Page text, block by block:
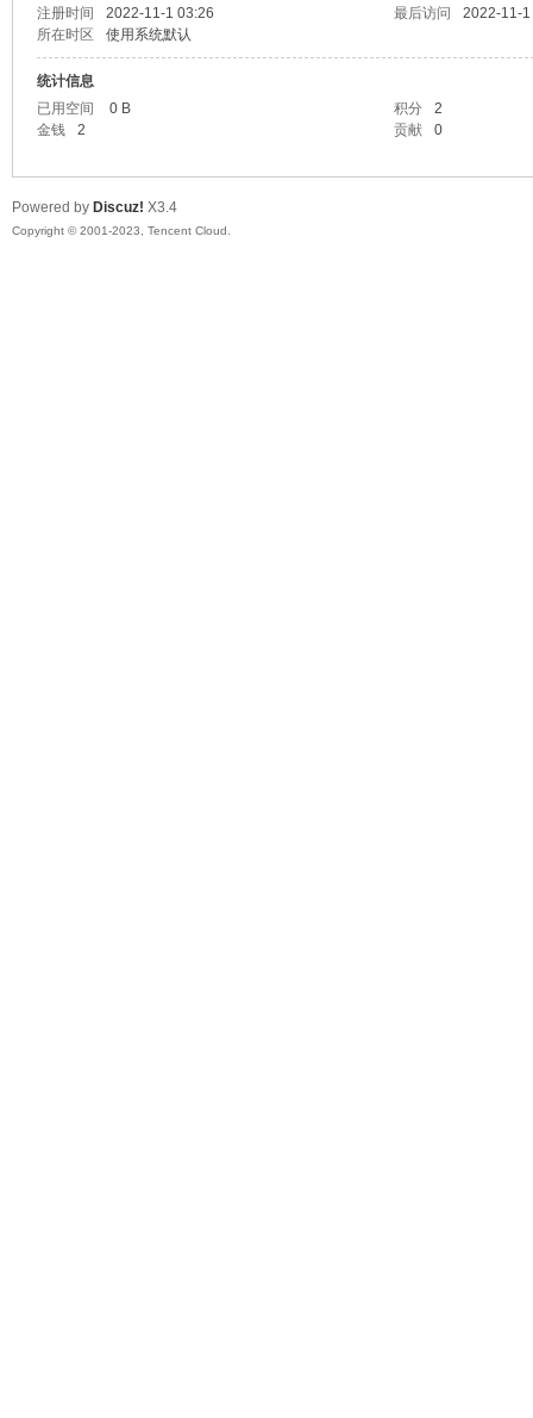
注册时间
2022-11-1 03:26 最后访问
2022-11-
所在时区
使用系统默认
统计信息
已用空间
0 B 积分
2
金钱
2 贡献 0
Powered by Discuz! X3.4
Copyright © 2001-2023, Tencent Cloud.